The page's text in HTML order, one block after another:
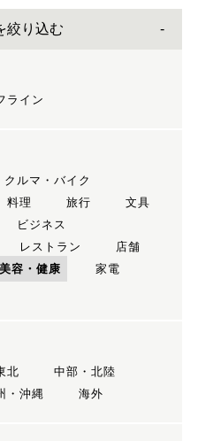
絞り込む
ライン
クルマ・バイク
料理 旅行
文具
ビジネス
レストラン
店舗
美容・健康
家電
北
中部・北陸
・沖縄 海外